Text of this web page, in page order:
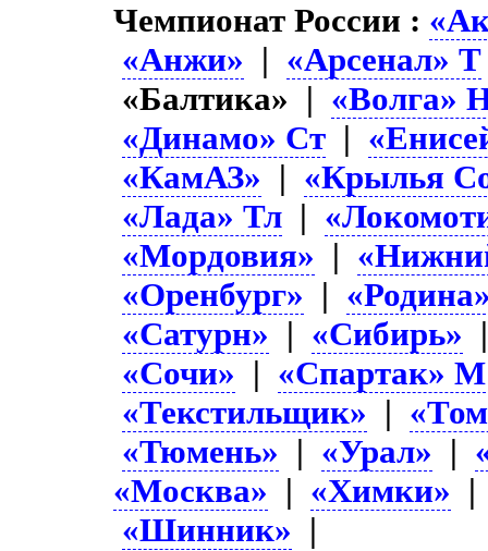
Чемпионат России :
«Анжи» | «Арсенал» Т
«Балтика» | «Волга»
«Динамо» Ст |
«КамАЗ» | «Крылья
«Лада» Тл |
«Мордовия» |
«Оренбург» |
«Сатурн» | «Сибирь»
«Сочи» | «Спартак» М
«Текстильщик» |
«Тюмень» | «Урал» |
«Москва» | «Химки»
«Шинник» |